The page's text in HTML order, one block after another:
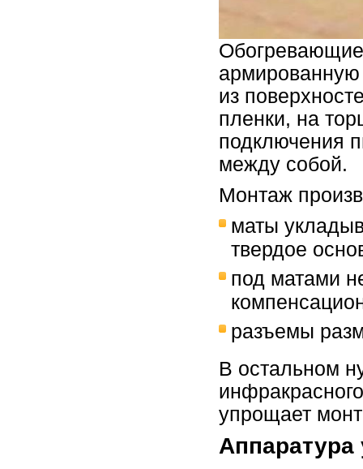
армированную
из
пленки, на
подключения
между собой.
Монтаж
маты
твердое
под матами
разъемы
В остальном
упрощает
Аппаратура